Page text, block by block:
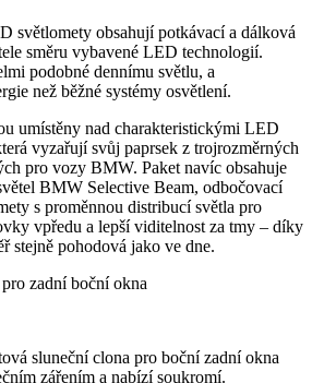
světlomety obsahují potkávací a dálková
směru vybavené LED technologií.
podobné dennímu světlu, a
než běžné systémy osvětlení.
umístěny nad charakteristickými LED
vyzařují svůj paprsek z trojrozměrných
pro vozy BMW. Paket navíc obsahuje
BMW Selective Beam, odbočovací
s proměnnou distribucí světla pro
vpředu a lepší viditelnost za tmy – díky
stejně pohodová jako ve dne.
zadní boční okna
sluneční clona pro boční zadní okna
zářením a nabízí soukromí.